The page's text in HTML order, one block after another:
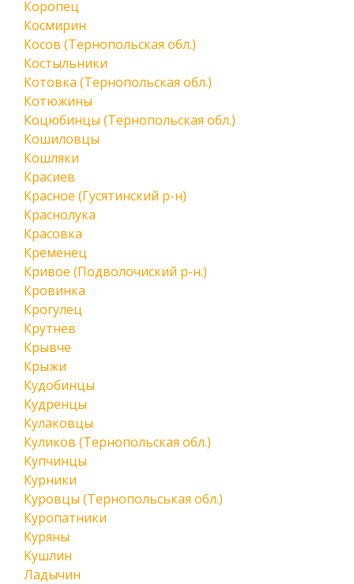
Коропец
Космирин
Косов (Тернопольская обл.)
Костыльники
Котовка (Тернопольская обл.)
Котюжины
Коцюбинцы (Тернопольская обл.)
Кошиловцы
Кошляки
Красиев
Красное (Гусятинский р-н)
Краснолука
Красовка
Кременец
Кривое (Подволочиский р-н.)
Кровинка
Крогулец
Крутнев
Крывче
Крыжи
Кудобинцы
Кудренцы
Кулаковцы
Куликов (Тернопольская обл.)
Купчинцы
Курники
Куровцы (Тернопольськая обл.)
Куропатники
Куряны
Кушлин
Ладычин